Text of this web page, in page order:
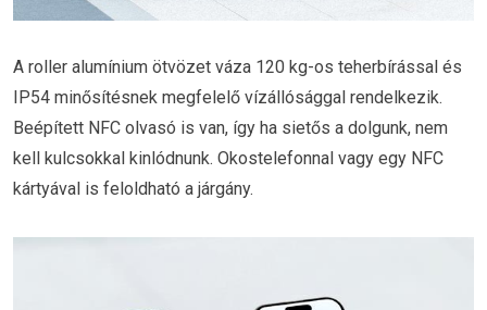
A roller alumínium ötvözet váza 120 kg-os teherbírással és
IP54 minősítésnek megfelelő vízállósággal rendelkezik.
Beépített NFC olvasó is van, így ha sietős a dolgunk, nem
kell kulcsokkal kinlódnunk. Okostelefonnal vagy egy NFC
kártyával is feloldható a járgány.